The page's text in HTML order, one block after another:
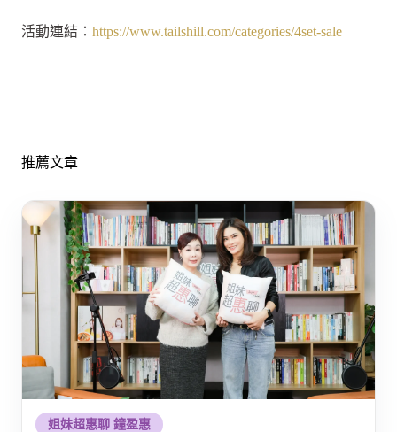
活動連結： https://www.tailshill.com/categories/4set-sale
推薦文章
姐妹超惠聊 鐘盈惠